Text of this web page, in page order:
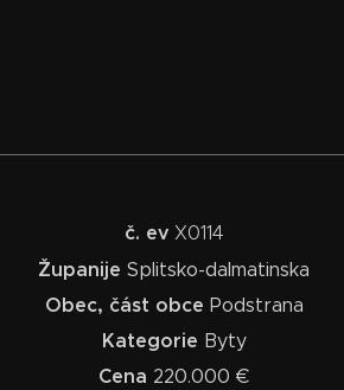
č. evX0114
Županije Splitsko-dalmatinska
Obec, část obce Podstrana
Kategorie Byty
Cena 220.000 €